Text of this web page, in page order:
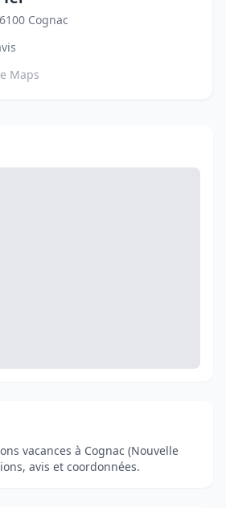
Cognac
Maps
vacances à Cognac (Nouvelle
avis et coordonnées.